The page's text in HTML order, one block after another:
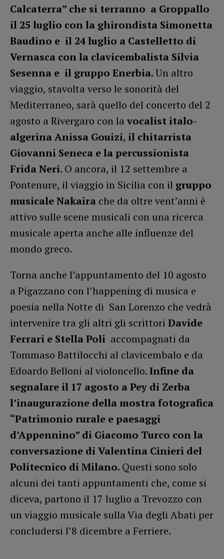
Calcaterra” che si terranno a Groppallo
il 25 luglio con la ghirondista Simonetta
Baudino e il 24 luglio a Castelletto di
Vernasca con la clavicembalista Silvia
Sesenna e il gruppo Enerbia.Un altro
viaggio, stavolta verso le sonorità del
Mediterraneo, sarà quello del concerto del 2
agosto a Rivergaro con la vocalist italo-
algerina Anissa Gouizi, il chitarrista
Giovanni Seneca e la percussionista
Frida Neri. O ancora, il 12 settembre a
Pontenure, il viaggio in Sicilia con il gruppo
musicale Nakaira che da oltre vent’anni è
attivo sulle scene musicali con una ricerca
musicale aperta anche alle influenze del
mondo greco.
Torna anche l’appuntamento del 10 agosto
a Pigazzano con l’happening di musica e
poesia nella Notte di San Lorenzo che vedrà
intervenire tra gli altri gli scrittori Davide
Ferrari e Stella Poli accompagnati da
Tommaso Battilocchi al clavicembalo e da
Edoardo Belloni al violoncello.Infine da
segnalare il 17 agosto a Pey di Zerba
l’inaugurazione della mostra fotografica
“Patrimonio rurale e paesaggi
d’Appennino” di Giacomo Turco con la
conversazione di Valentina Cinieri del
Politecnico di Milano. Questi sono solo
alcuni dei tanti appuntamenti che, come si
diceva, partono il 17 luglio a Trevozzo con
un viaggio musicale sulla Via degli Abati per
concludersi l’8 dicembre a Ferriere.